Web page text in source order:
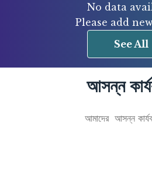
No data
Please add
See All
আসন্ন
আমাদের আসন্ন